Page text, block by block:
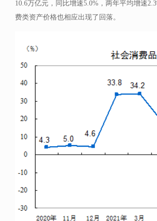
10.6万亿元，同比增速5.0%，两年平均增速
费类资产价格也相应出现了回落。